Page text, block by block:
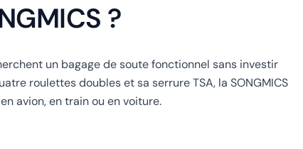
?
un bagage de soute fonctionnel sans investir
roulettes doubles et sa serrure TSA, la SONGMICS
avion, en train ou en voiture.